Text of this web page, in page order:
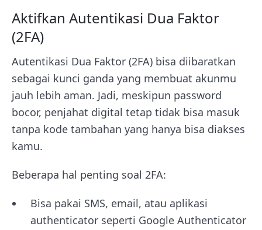
Aktifkan Autentikasi Dua Faktor
(2FA)
Autentikasi Dua Faktor (2FA) bisa diibaratkan
sebagai kunci ganda yang membuat akunmu
jauh lebih aman. Jadi, meskipun password
bocor, penjahat digital tetap tidak bisa masuk
tanpa kode tambahan yang hanya bisa diakses
kamu.
Beberapa hal penting soal 2FA:
Bisa pakai SMS, email, atau aplikasi
authenticator seperti Google Authenticator